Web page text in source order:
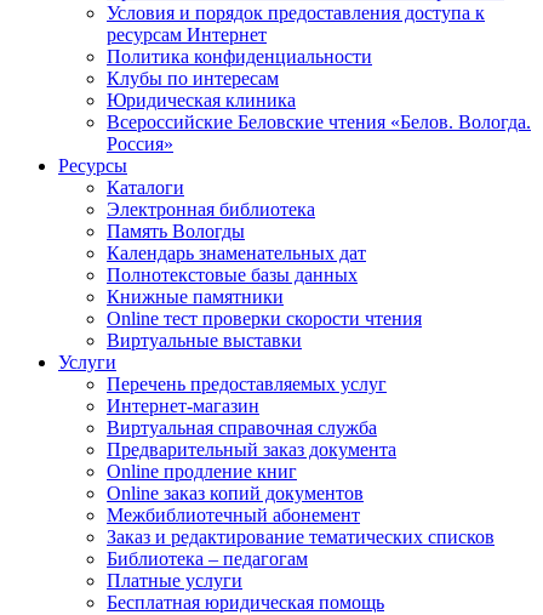
Условия и порядок предоставления доступа к
ресурсам Интернет
Политика конфиденциальности
Клубы по интересам
Юридическая клиника
Всероссийские Беловские чтения «Белов. Вологда.
Россия»
Ресурсы
Каталоги
Электронная библиотека
Память Вологды
Календарь знаменательных дат
Полнотекстовые базы данных
Книжные памятники
Online тест проверки скорости чтения
Виртуальные выставки
Услуги
Перечень предоставляемых услуг
Интернет-магазин
Виртуальная справочная служба
Предварительный заказ документа
Online продление книг
Online заказ копий документов
Межбиблиотечный абонемент
Заказ и редактирование тематических списков
Библиотека – педагогам
Платные услуги
Бесплатная юридическая помощь